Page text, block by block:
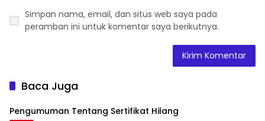
Simpan nama, email, dan situs web saya pada
peramban ini untuk komentar saya berikutnya.
Baca Juga
Pengumuman Tentang Sertifikat Hilang